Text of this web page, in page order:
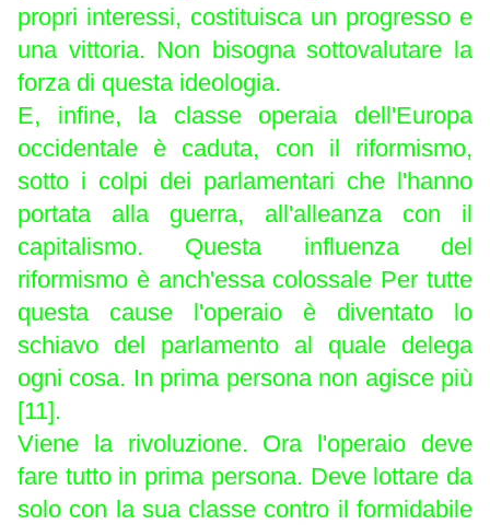
propri interessi, costituisca un progresso e
una vittoria. Non bisogna sottovalutare la
forza di questa ideologia.
E, infine, la classe operaia dell'Europa
occidentale è caduta, con il riformismo,
sotto i colpi dei parlamentari che l'hanno
portata alla guerra, all'alleanza con il
capitalismo. Questa influenza del
riformismo è anch'essa colossale Per tutte
questa cause l'operaio è diventato lo
schiavo del parlamento al quale delega
ogni cosa. In prima persona non agisce più
[11].
Viene la rivoluzione. Ora l'operaio deve
fare tutto in prima persona. Deve lottare da
solo con la sua classe contro il formidabile